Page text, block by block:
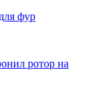
фур
ротор на